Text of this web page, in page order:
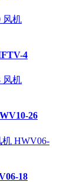
4
26
18